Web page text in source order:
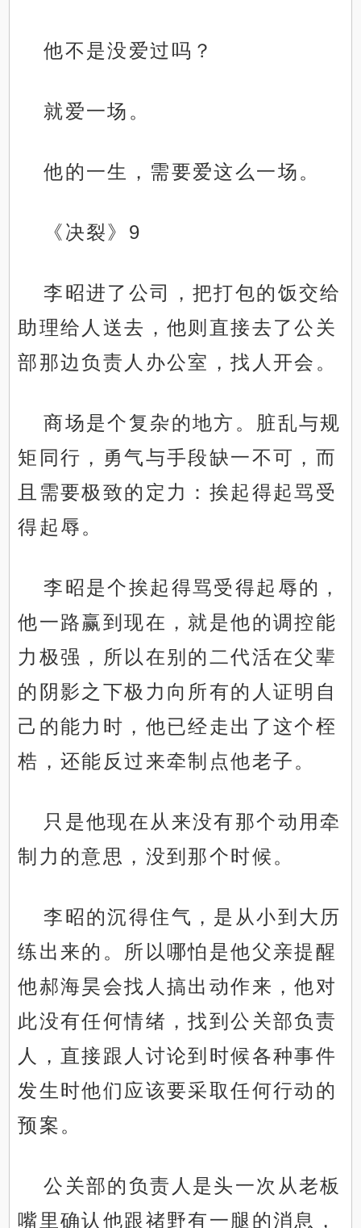
他不是没爱过吗？
就爱一场。
他的一生，需要爱这么一场。
《决裂》9
李昭进了公司，把打包的饭交给
助理给人送去，他则直接去了公关
部那边负责人办公室，找人开会。
商场是个复杂的地方。脏乱与规
矩同行，勇气与手段缺一不可，而
且需要极致的定力：挨起得起骂受
得起辱。
李昭是个挨起得骂受得起辱的，
他一路赢到现在，就是他的调控能
力极强，所以在别的二代活在父辈
的阴影之下极力向所有的人证明自
己的能力时，他已经走出了这个桎
梏，还能反过来牵制点他老子。
只是他现在从来没有那个动用牵
制力的意思，没到那个时候。
李昭的沉得住气，是从小到大历
练出来的。所以哪怕是他父亲提醒
他郝海昊会找人搞出动作来，他对
此没有任何情绪，找到公关部负责
人，直接跟人讨论到时候各种事件
发生时他们应该要采取任何行动的
预案。
公关部的负责人是头一次从老板
嘴里确认他跟禇野有一腿的消息，